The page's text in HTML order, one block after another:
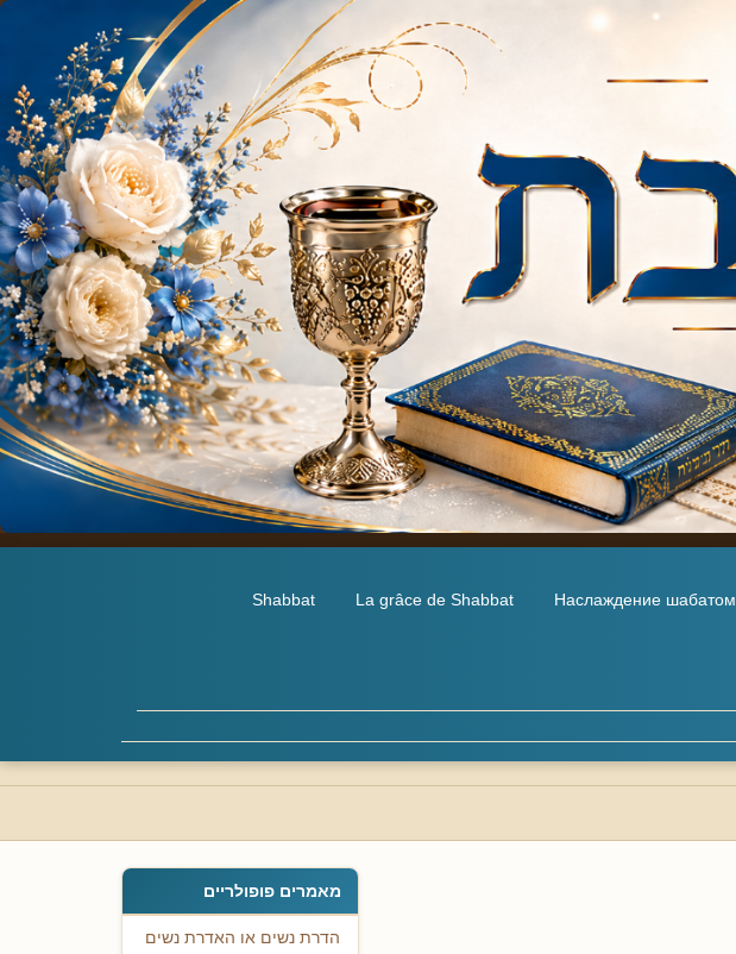
Наслаждение шабатом
La grâce de Shabbat
Shabbat
מאמרים פופולריים
הדרת נשים או האדרת נשים